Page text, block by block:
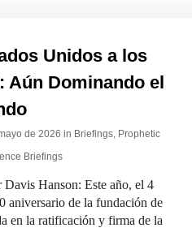
Unidos a los
Aún Dominando el
de 2026 in Briefings, Prophetic
Briefings
Hanson: Este año, el 4
aniversario de la fundación de
en la ratificación y firma de la